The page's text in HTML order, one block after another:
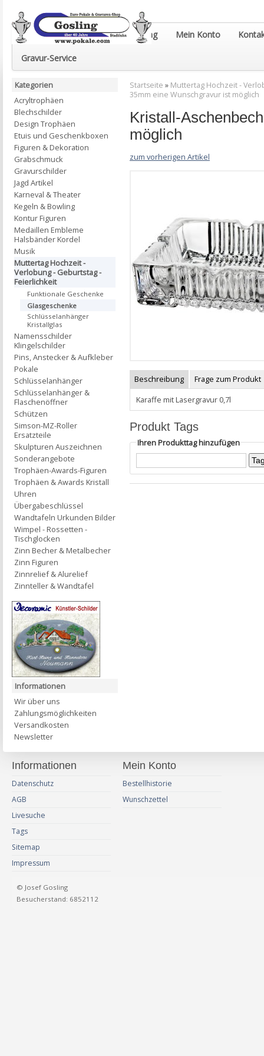
Euro-Pokale & Gravur-Shop Gosling Mein Konto
Gravur-Service
Startseite » Muttertag Hochzeit -
35mm eine Wunschgravur ist möglich
Kristall-
möglich
zum vorherigen Artikel
Beschreibung
Frage zum Produkt
Karaffe mit Lasergravur 0,7l
Produkt Tags
Ihren Produkttag hinzufügen
Kategorien
Acryltrophäen
Blechschilder
Design Trophäen
Etuis und Geschenkboxen
Figuren & Dekoration
Grabschmuck
Gravurschilder
Jagd Artikel
Karneval & Theater
Kegeln & Bowling
Kontur Figuren
Medaillen Embleme
Halsbänder Kordel
Musik
Muttertag Hochzeit -
Verlobung - Geburtstag -
Feierlichkeit
Funktionale Geschenke
Glasgeschenke
Schlüsselanhänger
Kristallglas
Namensschilder
Klingelschilder
Pins, Anstecker & Aufkleber
Pokale
Schlüsselanhänger
Schlüsselanhänger &
Flaschenöffner
Schützen
Simson-MZ-Roller
Ersatzteile
Skulpturen Auszeichnen
Sonderangebote
Trophäen-Awards-Figuren
Trophäen & Awards Kristall
Uhren
Übergabeschlüssel
Wandtafeln Urkunden Bilder
Wimpel - Rossetten -
Tischglocken
Zinn Becher & Metalbecher
Zinn Figuren
Zinnrelief & Alurelief
Zinnteller & Wandtafel
Informationen
Wir über uns
Zahlungsmöglichkeiten
Versandkosten
Newsletter
Informationen
Datenschutz
AGB
Livesuche
Tags
Sitemap
Impressum
Mein Konto
Bestellhistorie
Wunschzettel
© Josef Gosling
Besucherstand: 6852112